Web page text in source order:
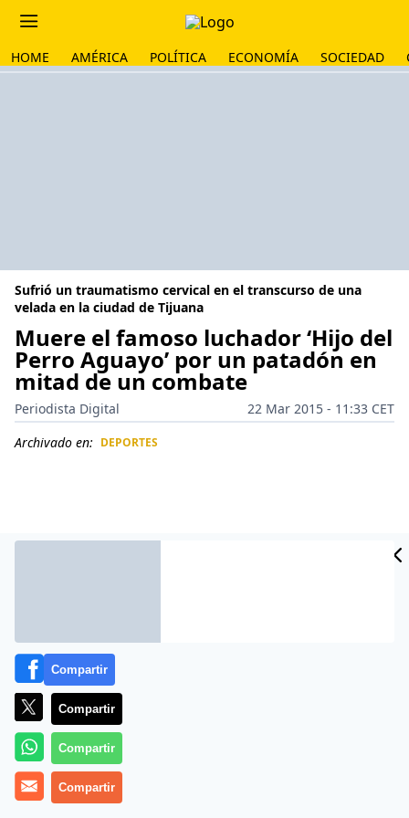
HOME AMÉRICA POLÍTICA ECONOMÍA SOCIEDAD
Sufrió un traumatismo cervical en el transcurso de una
velada en la ciudad de Tijuana
Muere el famoso luchador ‘Hijo del
Perro Aguayo’ por un patadón en
mitad de un combate
Periodista Digital
22 Mar 2015 - 11:33 CET
Archivado en: DEPORTES
Más información
Compartir
Compartir
Compartir
Compartir